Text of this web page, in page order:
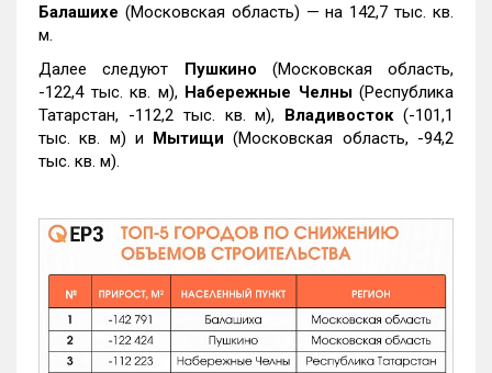
Балашихе (Московская область) — на 142,7 тыс. кв.
м.
Далее следуют Пушкино (Московская область,
-122,4 тыс. кв. м), Набережные Челны(Республика
Татарстан, -112,2 тыс. кв. м), Владивосток(-101,1
тыс. кв. м) и Мытищи (Московская область, -94,2
тыс. кв. м).